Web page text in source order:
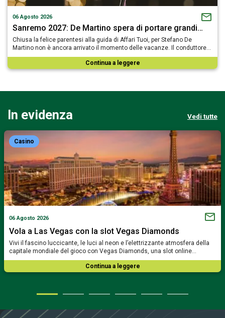
06 Agosto 2026
Sanremo 2027: De Martino spera di portare grandi…
Chiusa la felice parentesi alla guida di Affari Tuoi, per Stefano De
Martino non è ancora arrivato il momento delle vacanze. Il conduttore…
Continua a leggere
In evidenza Vedi tutte
Casino
06 Agosto 2026
Vola a Las Vegas con la slot Vegas Diamonds
Vivi il fascino luccicante, le luci al neon e l’elettrizzante atmosfera della
capitale mondiale del gioco con Vegas Diamonds, una slot online…
Continua a leggere